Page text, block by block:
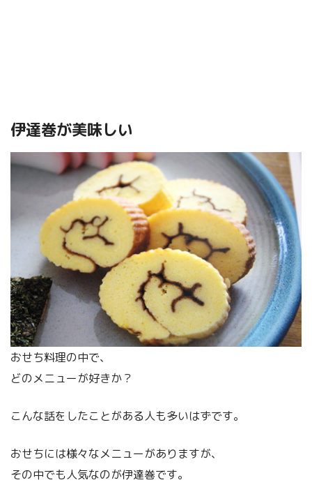
伊達巻が美味しい
おせち料理の中で、
どのメニューが好きか？
こんな話をしたことがある人も多いはずです。
おせちには様々なメニューがありますが、
その中でも人気なのが伊達巻です。